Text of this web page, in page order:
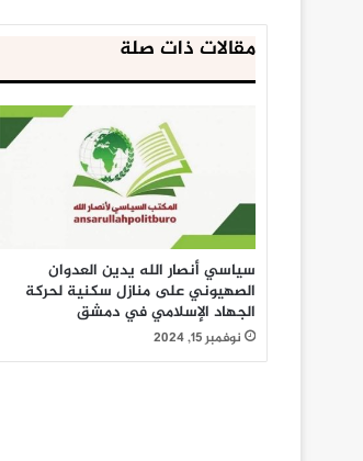
مقالات ذات صلة
سياسي أنصار الله يدين العدوان
الصهيوني على منازل سكنية لحركة
الجهاد الإسلامي في دمشق
نوفمبر 15, 2024